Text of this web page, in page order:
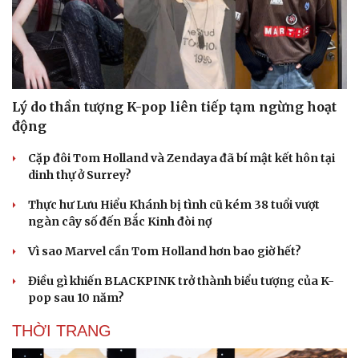
Du lịch
Tư vấn
Săn Tour
check-in
Podcast
Câu chuyện thời sự
Cửa sổ tình yêu
Kể chuyện cho bé
Lý do thần tượng K-pop liên tiếp tạm ngừng hoạt
động
Cặp đôi Tom Holland và Zendaya đã bí mật kết hôn tại
dinh thự ở Surrey?
Thực hư Lưu Hiểu Khánh bị tình cũ kém 38 tuổi vượt
ngàn cây số đến Bắc Kinh đòi nợ
Vì sao Marvel cần Tom Holland hơn bao giờ hết?
Điều gì khiến BLACKPINK trở thành biểu tượng của K-
pop sau 10 năm?
THỜI TRANG